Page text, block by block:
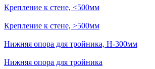
Крепление к стене, <500мм
Крепление к стене, >500мм
Нижняя опора для тройника, H-300мм
Нижняя опора для тройника